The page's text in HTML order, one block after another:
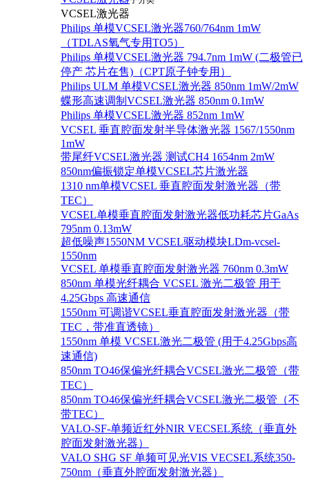
VCSEL激光器
Philips 单模VCSEL激光器760/764nm 1mW
（TDLAS氧气专用TO5）
Philips 单模VCSEL激光器 794.7nm 1mW (二极管已
停产 芯片在售)（CPT原子钟专用）
Philips ULM 单模VCSEL激光器 850nm 1mW/2mW
蝶形高速调制VCSEL激光器 850nm 0.1mW
Philips 单模VCSEL激光器 852nm 1mW
VCSEL 垂直腔面发射半导体激光器 1567/1550nm
1mW
带尾纤VCSEL激光器 测试CH4 1654nm 2mW
850nm偏振锁定单模VCSEL芯片激光器
1310 nm单模VCSEL 垂直腔面发射激光器（带
TEC）
VCSEL单模垂直腔面发射激光器低功耗芯片GaAs
795nm 0.13mW
超低噪声1550NM VCSEL驱动模块LDm-vcsel-
1550nm
VCSEL 单模垂直腔面发射激光器 760nm 0.3mW
850nm 单模光纤耦合 VCSEL 激光二极管 用于
4.25Gbps 高速通信
1550nm 可调谐VCSEL垂直腔面发射激光器（带
TEC，带准直透镜）
1550nm 单模 VCSEL激光二极管 (用于4.25Gbps高
速通信)
850nm TO46保偏光纤耦合VCSEL激光二极管（带
TEC）
850nm TO46保偏光纤耦合VCSEL激光二极管（不
带TEC）
VALO-SF-单频近红外NIR VECSEL系统（垂直外
腔面发射激光器）
VALO SHG SF 单频可见光VIS VECSEL系统350-
750nm（垂直外腔面发射激光器）